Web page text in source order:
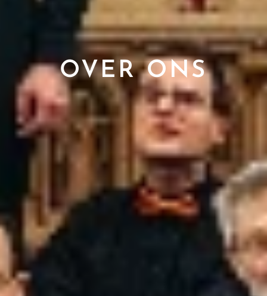
OVER ONS